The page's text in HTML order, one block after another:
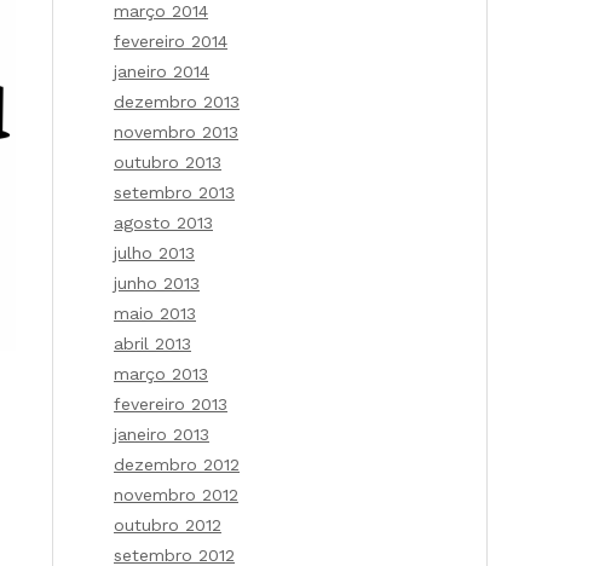
março 2014
fevereiro 2014
janeiro 2014
dezembro 2013
novembro 2013
outubro 2013
setembro 2013
agosto 2013
julho 2013
junho 2013
maio 2013
abril 2013
março 2013
fevereiro 2013
janeiro 2013
dezembro 2012
novembro 2012
outubro 2012
setembro 2012